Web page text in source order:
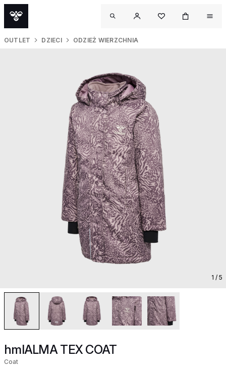
OUTLET DZIECI ODZIEŻ WIERZCHNIA
1 / 5
hmlALMA TEX COAT
Coat